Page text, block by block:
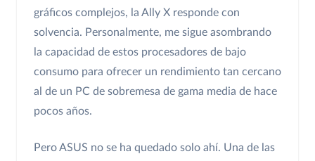
gráficos complejos, la Ally X responde con
solvencia. Personalmente, me sigue asombrando
la capacidad de estos procesadores de bajo
consumo para ofrecer un rendimiento tan cercano
al de un PC de sobremesa de gama media de hace
pocos años.
Pero ASUS no se ha quedado solo ahí. Una de las